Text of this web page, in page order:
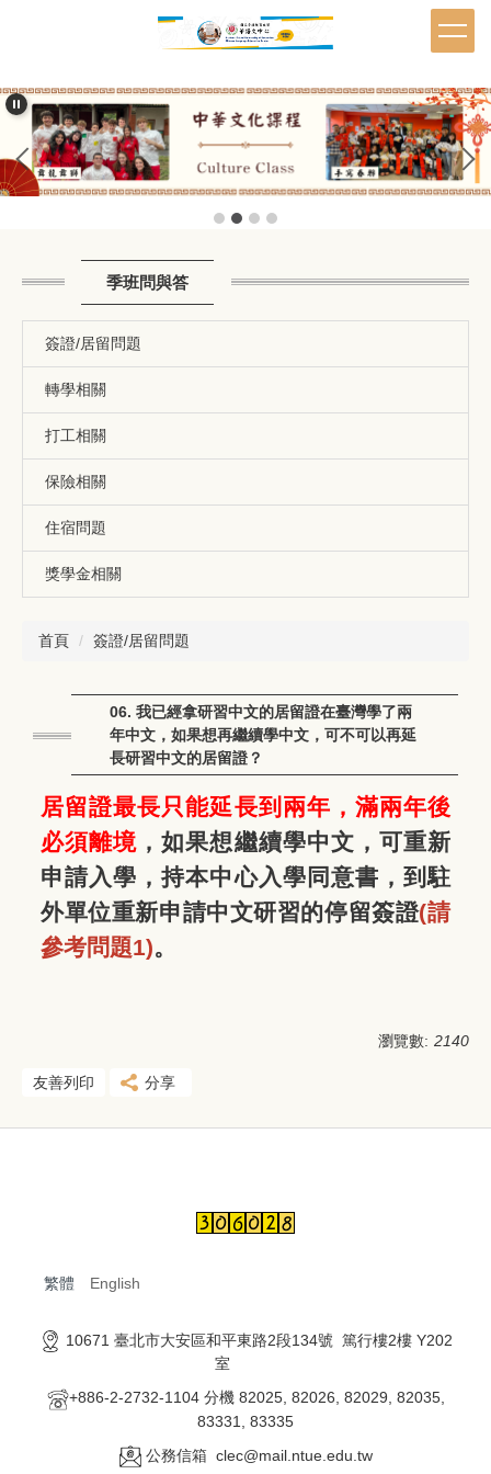
要
內
區
季班問與答
簽證/居留問題
轉學相關
打工相關
保險相關
住宿問題
獎學金相關
首頁 簽證/居留問題
06. 我已經拿研習中文的居留證在臺灣學了兩
年中文，如果想再繼續學中文，可不可以再延
長研習中文的居留證？
居留證最長只能延長到兩年，滿兩年後
必須離境 ，如果想繼續學中文，可重新
申請入學，持本中心入學同意書，到駐
外單位重新申請中文研習的停留簽證(請
參考問題1)。
瀏覽數: 2140
友善列印 分享
繁體 English
10671 臺北市大安區和平東路2段134號 篤行樓2樓 Y202
室
+886-2-2732-1104 分機 82025, 82026, 82029, 82035,
83331, 83335
公務信箱 clec@mail.ntue.edu.tw